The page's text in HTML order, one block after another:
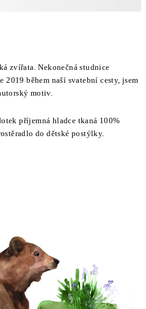
zvířata. Nekonečná studnice
2019 během naší svatební cesty, jsem
motiv.
příjemná hladce tkaná 100%
do dětské postýlky.